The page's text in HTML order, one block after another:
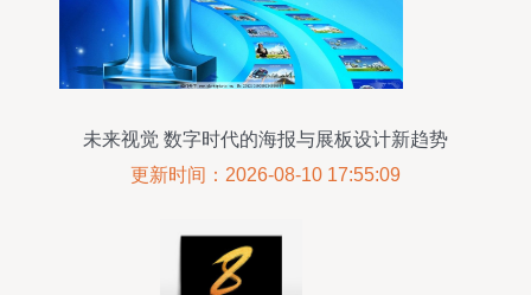
未来视觉 数字时代的海报与展板设计新趋势
更新时间：2026-08-10 17:55:09